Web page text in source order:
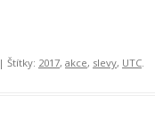
| Štítky: 2017, akce, slevy, UTC.